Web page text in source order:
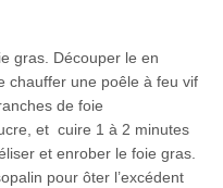
gras. Découper le en
chauffer une poêle à feu vif
de foie
et cuire 1 à 2 minutes
et enrober le foie gras.
pour ôter l’excédent